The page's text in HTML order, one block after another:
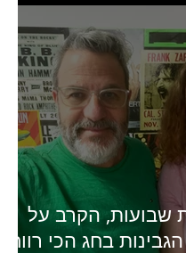
"מסע פרסום:
הפרסום
שבועות, הקרב על
בחג הכי רווחי